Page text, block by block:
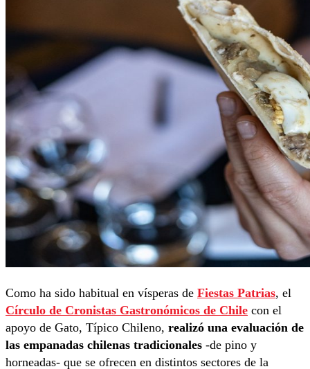
Como ha sido habitual en vísperas de Fiestas Patrias, el
Círculo de Cronistas Gastronómicos de Chile con el
apoyo de Gato, Típico Chileno, realizó una evaluación de
las empanadas chilenas tradicionales -de pino y
horneadas- que se ofrecen en distintos sectores de la